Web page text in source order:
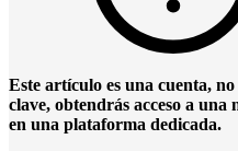
Este artículo es una cuenta,
clave, obtendrás acceso a una
en una plataforma dedicada.